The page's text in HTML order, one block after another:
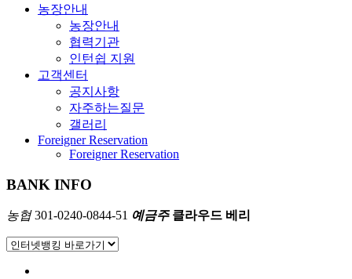
농장안내
농장안내
협력기관
인턴쉽 지원
고객센터
공지사항
자주하는질문
갤러리
Foreigner Reservation
Foreigner Reservation
BANK INFO
농협301-0240-0844-51 예금주클라우드 베리